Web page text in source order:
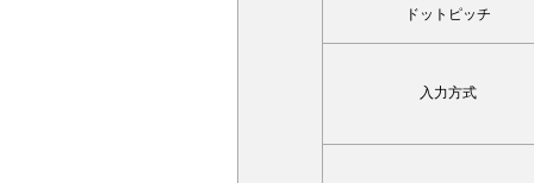
ドットピッチ
入力方式